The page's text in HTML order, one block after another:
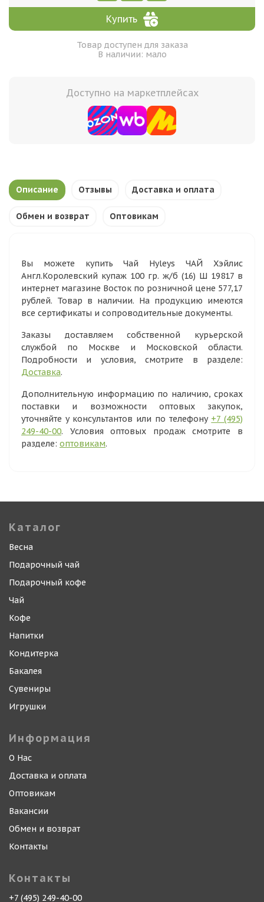
Купить
Товар доступен для заказа
В наличии: мало
Доступно на маркетплейсах
Описание Отзывы Доставка и оплата
Обмен и возврат Оптовикам
Вы можете купить Чай Hyleys ЧАЙ Хэйлис
Англ.Королевский купаж 100 гр. ж/б (16) Ш 19817 в
интернет магазине Восток по розничной цене 577,17
рублей. Товар в наличии. На продукцию имеются
все сертификаты и сопроводительные документы.
Заказы доставляем собственной курьерской
службой по Москве и Московской области.
Подробности и условия, смотрите в разделе:
Доставка.
Дополнительную информацию по наличию, сроках
поставки и возможности оптовых закупок,
уточняйте у консультантов или по телефону +7 (495)
249-40-00. Условия оптовых продаж смотрите в
разделе: оптовикам.
Каталог
Весна
Подарочный чай
Подарочный кофе
Чай
Кофе
Напитки
Кондитерка
Бакалея
Сувениры
Игрушки
Информация
О Нас
Доставка и оплата
Оптовикам
Вакансии
Обмен и возврат
Контакты
Контакты
+7 (495) 249-40-00